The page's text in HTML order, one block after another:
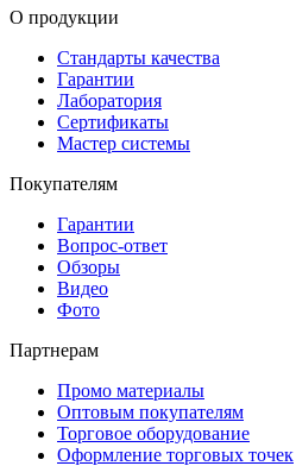
О продукции
Стандарты качества
Гарантии
Лаборатория
Сертификаты
Мастер системы
Покупателям
Гарантии
Вопрос-ответ
Обзоры
Видео
Фото
Партнерам
Промо материалы
Оптовым покупателям
Торговое оборудование
Оформление торговых точек